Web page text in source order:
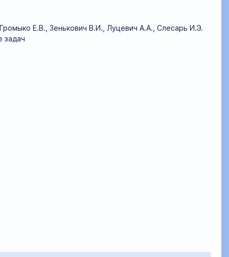
Е.В., Зенькович В.И., Луцевич А.А., Слесарь И.Э.
задач